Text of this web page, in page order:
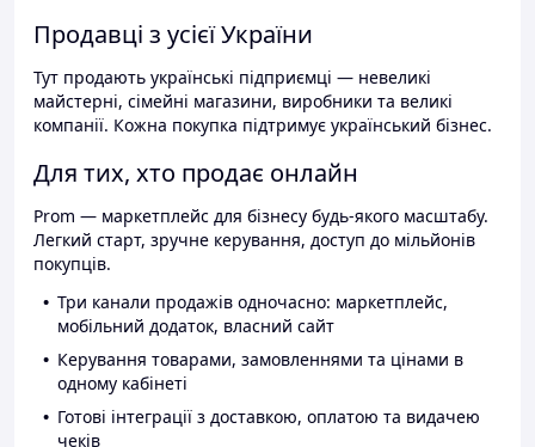
Продавці з усієї України
Тут продають українські підприємці — невеликі
майстерні, сімейні магазини, виробники та великі
компанії. Кожна покупка підтримує український бізнес.
Для тих, хто продає онлайн
Prom — маркетплейс для бізнесу будь-якого масштабу.
Легкий старт, зручне керування, доступ до мільйонів
покупців.
Три канали продажів одночасно: маркетплейс,
мобільний додаток, власний сайт
Керування товарами, замовленнями та цінами в
одному кабінеті
Готові інтеграції з доставкою, оплатою та видачею
чеків